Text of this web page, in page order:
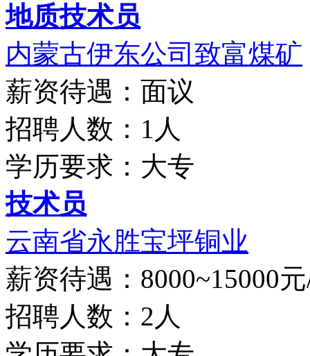
地质技术员
内蒙古伊东公司致富煤矿
薪资待遇：面议
招聘人数：1人
学历要求：大专
技术员
云南省永胜宝坪铜业
薪资待遇：8000~15000
招聘人数：2人